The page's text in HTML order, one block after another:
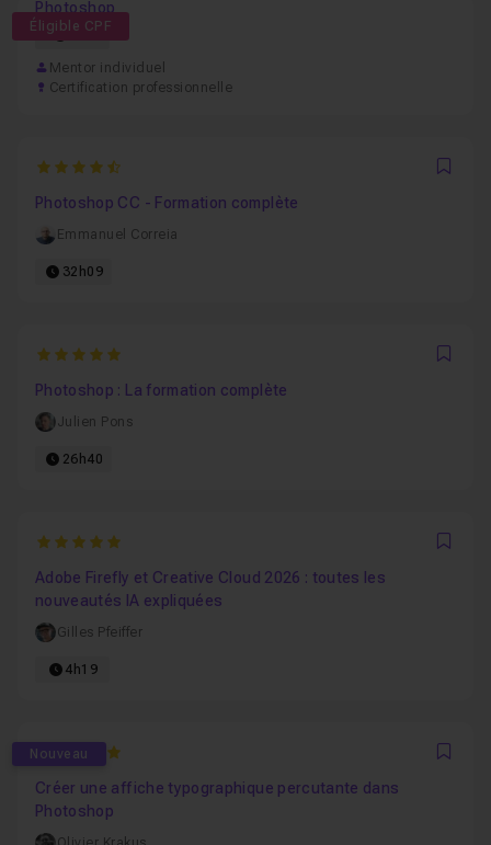
Éligible CPF
Photoshop
57h
Mentor individuel
Certification professionnelle
4.975
Photoshop CC - Formation complète
Emmanuel Correia
32h09
5
Photoshop : La formation complète
Julien Pons
26h40
5
Adobe Firefly et Creative Cloud 2026 : toutes les
nouveautés IA expliquées
Gilles Pfeiffer
4h19
Nouveau
5
Créer une affiche typographique percutante dans
Photoshop